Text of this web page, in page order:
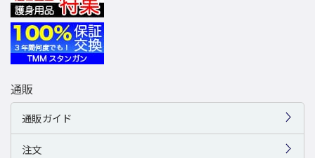
通販
通販ガイド
注文